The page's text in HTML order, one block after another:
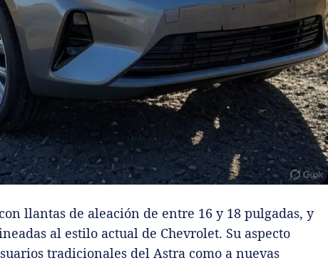
llantas de aleación de entre 16 y 18 pulgadas, y
al estilo actual de Chevrolet. Su aspecto
tradicionales del Astra como a nuevas